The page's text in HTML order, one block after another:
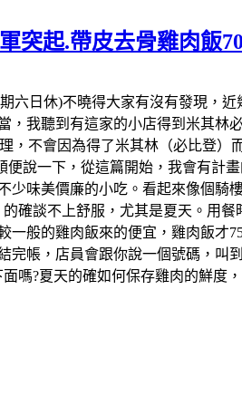
突起.帶皮去骨雞肉飯
六日休)不曉得大家有沒有發現
我聽到有這家的小店得到米其林
不會因為得了米其林（必比登）
說一下，從這篇開始，我會有計
味美價廉的小吃。看起來像個
確談不上舒服，尤其是夏天。用
般的雞肉飯來的便宜，雞肉飯才
帳，店員會跟你說一個號碼，叫
嗎?夏天的確如何保存雞肉的鮮